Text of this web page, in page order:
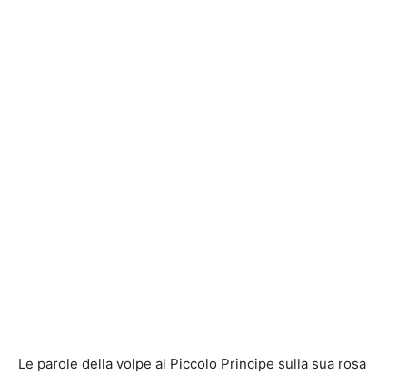
Le parole della volpe al Piccolo Principe sulla sua rosa